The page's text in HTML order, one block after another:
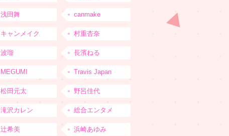
浅田舞 canmake
キャンメイク 村重杏奈
波瑠 長濱ねる
MEGUMI Travis Japan
松田元太 野呂佳代
滝沢カレン 総合エンタメ
辻希美 浜崎あゆみ